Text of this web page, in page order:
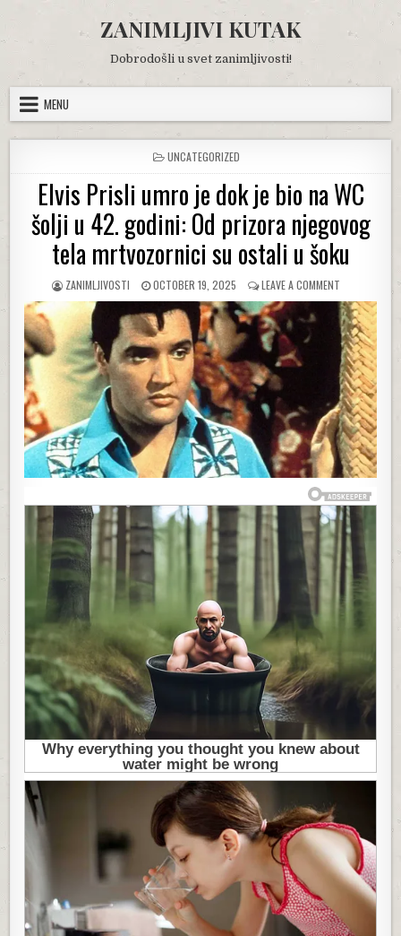
content
ZANIMLJIVI KUTAK
Dobrodošli u svet zanimljivosti!
MENU
POSTED
IN
UNCATEGORIZED
Elvis Prisli umro je dok je bio na WC
šolji u 42. godini: Od prizora njegovog
tela mrtvozornici su ostali u šoku
AUTHOR:
ZANIMLJIVOSTI
PUBLISHED
DATE:
OCTOBER 19, 2025 LEAVE A COMMENT
ELVIS
PRISLI
UMRO
JE
DOK
JE
BIO
NA
WC
ŠOLJI
U
42.
GODINI:
OD
PRIZORA
NJEGOVOG
TELA
SU
OSTALI
U